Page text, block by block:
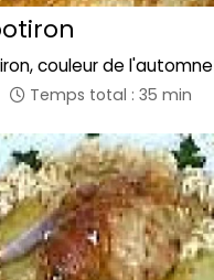
couleur de
Temps total : 35 min